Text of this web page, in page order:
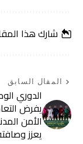
شارك هذا
المقال السابق
الدوري
يفرض
الأمن
يعزز